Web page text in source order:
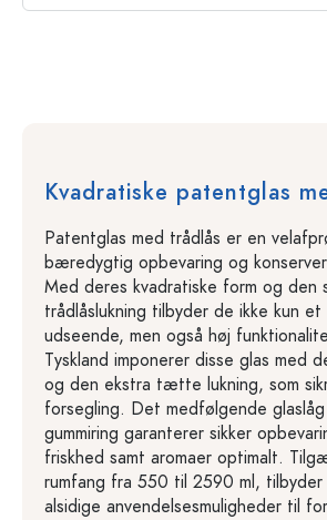
Kvadratiske patentglas
Patentglas med trådlås er en
bæredygtig opbevaring og
Med deres kvadratiske form og den
trådlåslukning tilbyder de ikke kun
udseende, men også høj
Tyskland imponerer disse glas med
og den ekstra tætte lukning, som
forsegling. Det medfølgende
gummiring garanterer sikker
friskhed samt aromaer optimalt.
rumfang fra 550 til 2590 ml,
alsidige anvendelsesmuligheder til